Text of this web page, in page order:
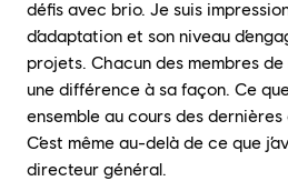
défis avec brio. Je suis
d’adaptation et son niveau
projets. Chacun des membres
une différence à sa façon. Ce
ensemble au cours des
C’est même au-delà de ce que
directeur général.